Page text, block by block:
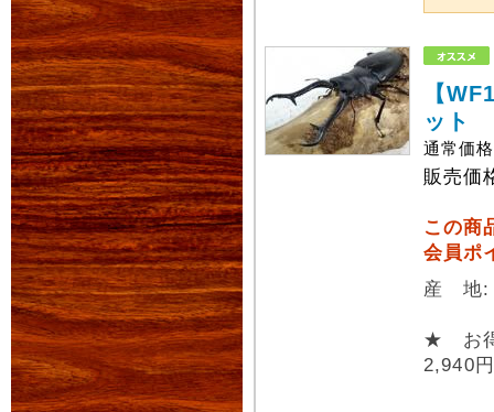
【
ット
通常価
販売価
この商
会員ポ
産 地:
★ お
2,940